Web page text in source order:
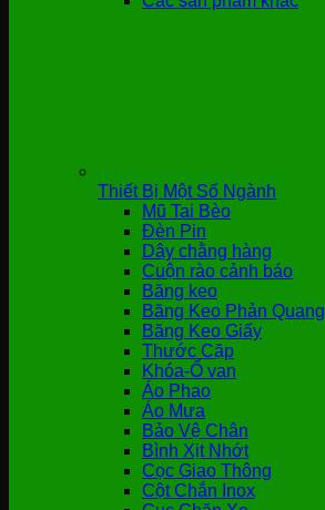
Thiết Bị Một Số Ngành
Mũ Tai Bèo
Đèn Pin
Dây chằng hàng
Cuộn rào cảnh báo
Băng keo
Băng Keo Phản Quang
Băng Keo Giấy
Thước Cặp
Khóa-Ổ van
Áo Phao
Áo Mưa
Bảo Vệ Chân
Bình Xịt Nhớt
Cọc Giao Thông
Cột Chắn Inox